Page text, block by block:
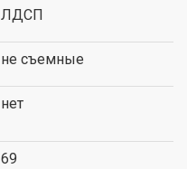
ЛДСП
не съемные
нет
69